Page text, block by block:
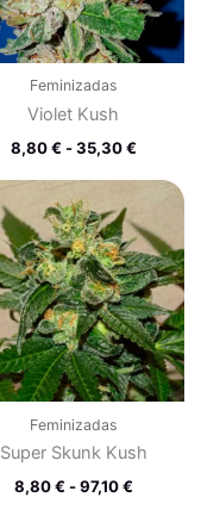
Feminizadas
Violet Kush
8,80€ - 35,30€
Feminizadas
Super Skunk Kush
8,80€ - 97,10€
Rango
precios:
desde
8,80 €
hasta
97,10 €